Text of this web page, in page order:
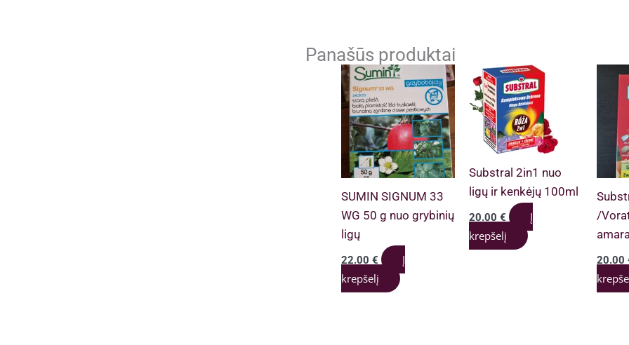
Panašūs produktai
SUMIN SIGNUM 33
WG 50 g nuo grybinių
ligų
22.00 €
Į
krepšelį
Substral 2in1 nuo
ligų ir kenkėjų 100ml
20.00€
Į
krepšelį
/
20.00